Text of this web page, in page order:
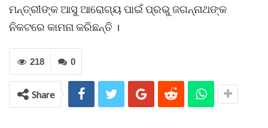
ମନ୍ତ୍ରୀଙ୍କ ଆସୁ ଆରୋଗ୍ୟ ପାଇଁ ପ୍ରଭୁ ଜଗନ୍ନାଥଙ୍କ
ନିକଟରେ କାମନା କରିଛନ୍ତି ।
0
218
Share